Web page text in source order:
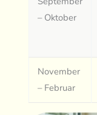
– Oktober
November
– Februar